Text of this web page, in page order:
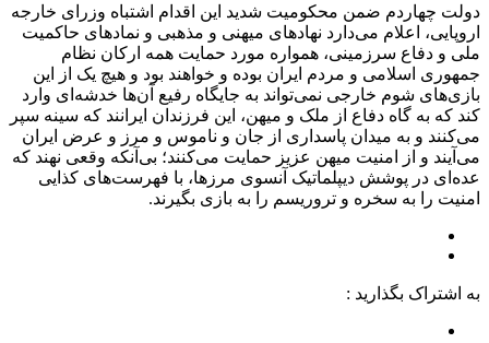
دولت چهاردم ضمن محکومیت شدید این اقدام اشتباه وزرای خارجه
اروپایی، اعلام می‌دارد نهادهای میهنی و مذهبی و نمادهای حاکمیت
ملی و دفاع سرزمینی، همواره مورد حمایت همه ارکان نظام
جمهوری اسلامی و مردم ایران بوده و خواهند بود و هیچ یک از این
بازی‌های شوم خارجی نمی‌تواند به جایگاه رفیع آن‌ها خدشه‌ای وارد
کند که به گاه دفاع از ملک و میهن، این فرزندان ایرانند که سینه سپر
می‌کنند و به میدان پاسداری از جان و ناموس و مرز و عرض ایران
می‌آیند و از امنیت میهن عزیز حمایت می‌کنند؛ بی‌آنکه وقعی نهند که
عده‌ای در پوشش دیپلماتیک آنسوی مرزها، با فهرست‌های کذایی
امنیت را به سخره و تروریسم را به بازی بگیرند.
به اشتراک بگذارید :